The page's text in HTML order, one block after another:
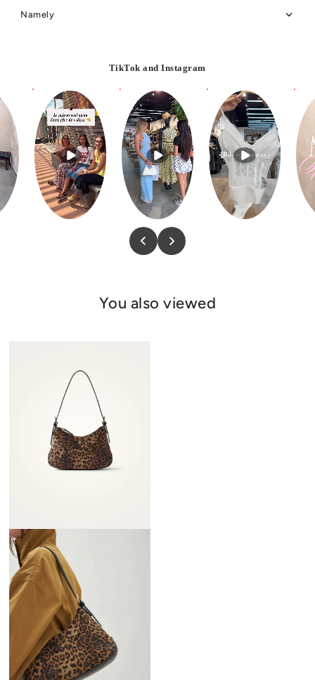
Namely
TikTok and Instagram
You also viewed